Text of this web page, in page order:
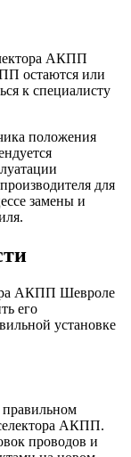
АКПП
остаются или
к специалисту
положения
для
замены и
АКПП Шевроле
его
установке
правильном
АКПП.
проводов и